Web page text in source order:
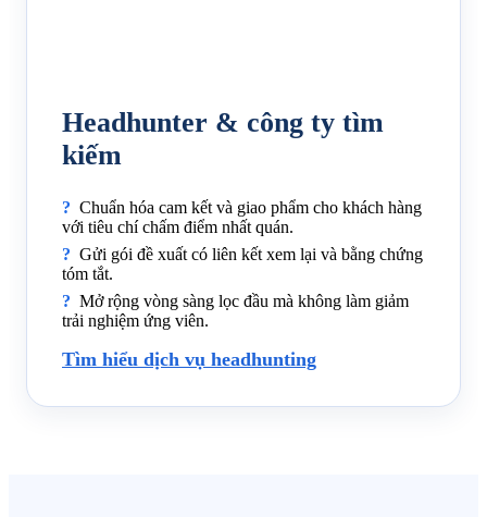
Headhunter & công ty tìm
kiếm
Chuẩn hóa cam kết và giao phẩm cho khách hàng
với tiêu chí chấm điểm nhất quán.
Gửi gói đề xuất có liên kết xem lại và bằng chứng
tóm tắt.
Mở rộng vòng sàng lọc đầu mà không làm giảm
trải nghiệm ứng viên.
Tìm hiểu dịch vụ headhunting